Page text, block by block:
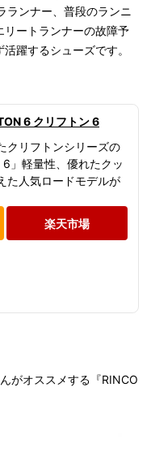
ランナー、普段のランニ
リートランナーの故障予
躍するシューズです。
6 クリフトン 6
クリフトンシリーズの
」軽量性、優れたクッ
た人気ロードモデルが
楽天市場
がオススメする『RINCO